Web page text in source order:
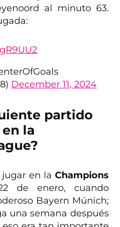
al minuto 63.
December 11, 2024
partido
la
en la Champions
de enero, cuando
Bayern Múnich;
una semana después